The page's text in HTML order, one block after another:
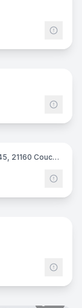
64
15
Route Départementale 974, Rue du 8 Mai 1945, 21160 Couchey
16